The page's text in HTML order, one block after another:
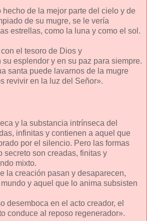
hecho de la mejor parte del cielo y de
de su mugre, se le vería
estrellas, como la luna y como el sol.
el tesoro de Dios y
su esplendor y en su paz para siempre.
santa puede lavarnos de la mugre
revivir en la luz del Señor».
y la substancia intrínseca del
infinitas y contienen a aquel que
por el silencio. Pero las formas
secreto son creadas, finitas y
mixto.
la creación pasan y desaparecen,
y aquel que lo anima subsisten
desemboca en el acto creador, el
conduce al reposo regenerador».